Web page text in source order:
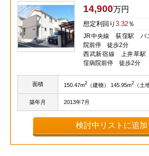
14,900万円
想定利回り3.32％
JR中央線 荻窪駅 バ
院前停 徒歩2分
西武新宿線 上井草駅
窪病院前停 徒歩2分
面積 150.47m2（建物） 145.95m2（土
築年月 2013年7月
検討中リストに追加